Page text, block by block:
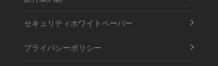
セキュリティホワイトペーパー
プライバシーポリシー